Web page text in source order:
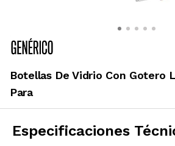
Botellas De Vidrio Con Gotero
Para
Especificaciones